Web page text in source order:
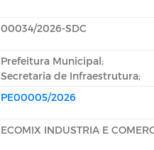
00034/2026-SDC
Prefeitura Municipal;
Secretaria de Infraestrutura;
PE00005/2026
ECOMIX INDUSTRIA E